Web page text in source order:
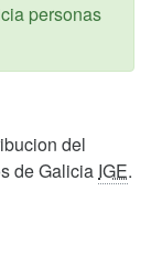
personas
del
de Galicia IGE.